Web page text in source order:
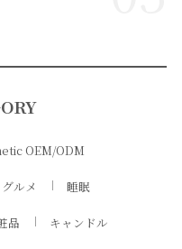
OEM/ODM
グルメ 睡眠
品 キャンドル